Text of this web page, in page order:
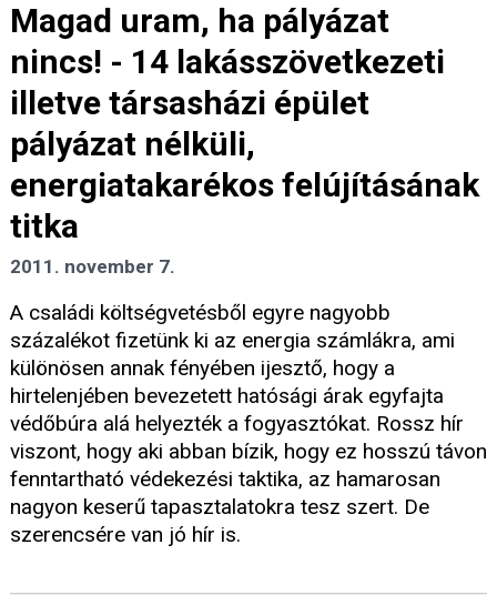
Magad uram, ha pályázat
nincs! - 14 lakásszövetkezeti
illetve társasházi épület
pályázat nélküli,
energiatakarékos felújításának
titka
2011. november 7.
A családi költségvetésből egyre nagyobb
százalékot fizetünk ki az energia számlákra, ami
különösen annak fényében ijesztő, hogy a
hirtelenjében bevezetett hatósági árak egyfajta
védőbúra alá helyezték a fogyasztókat. Rossz hír
viszont, hogy aki abban bízik, hogy ez hosszú távon
fenntartható védekezési taktika, az hamarosan
nagyon keserű tapasztalatokra tesz szert. De
szerencsére van jó hír is.